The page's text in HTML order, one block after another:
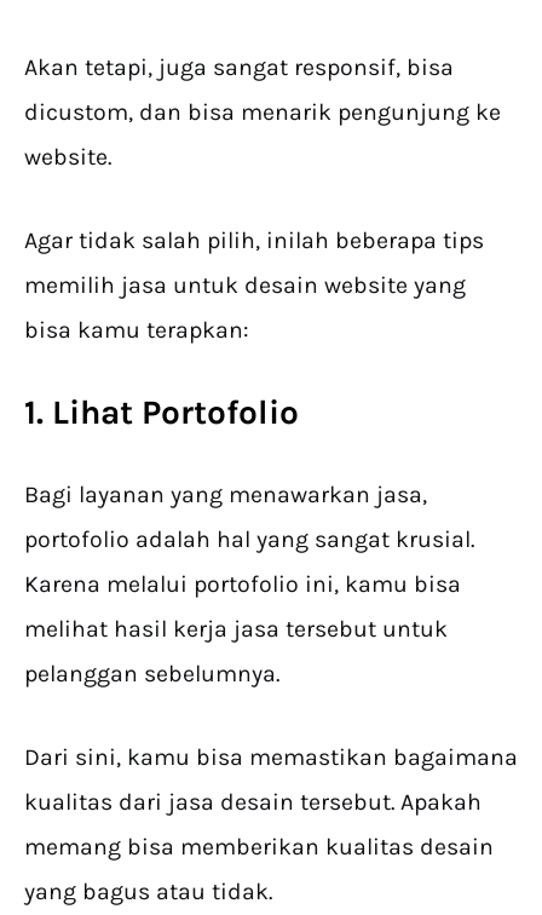
Akan tetapi, juga sangat responsif, bisa
dicustom, dan bisa menarik pengunjung ke
website.
Agar tidak salah pilih, inilah beberapa tips
memilih jasa untuk desain website yang
bisa kamu terapkan:
1. Lihat Portofolio
Bagi layanan yang menawarkan jasa,
portofolio adalah hal yang sangat krusial.
Karena melalui portofolio ini, kamu bisa
melihat hasil kerja jasa tersebut untuk
pelanggan sebelumnya.
Dari sini, kamu bisa memastikan bagaimana
kualitas dari jasa desain tersebut. Apakah
memang bisa memberikan kualitas desain
yang bagus atau tidak.